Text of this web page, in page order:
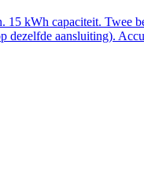
kWh capaciteit. Twee
dezelfde aansluiting).